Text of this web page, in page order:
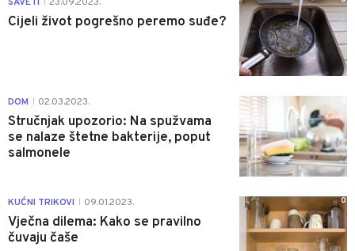
Cijeli život pogrešno peremo suđe?
DOM 02.03.2023.
Stručnjak upozorio: Na spužvama
se nalaze štetne bakterije, poput
salmonele
KUĆNI TRIKOVI 09.01.2023.
Vječna dilema: Kako se pravilno
čuvaju čaše
0